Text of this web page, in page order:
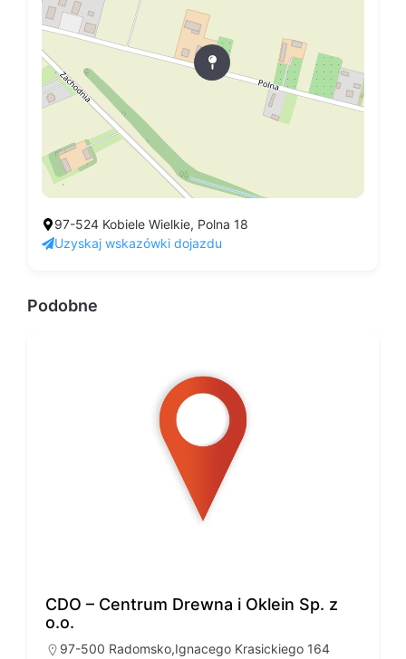
97-524 Kobiele Wielkie, Polna 18
Uzyskaj wskazówki dojazdu
Podobne
CDO – Centrum Drewna i Oklein Sp. z
o.o.
97-500 Radomsko,Ignacego Krasickiego 164